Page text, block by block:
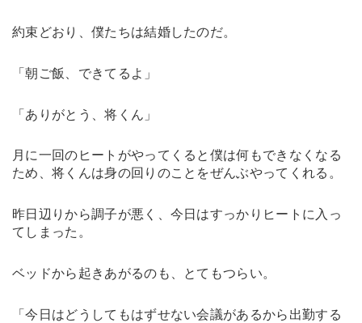
約束どおり、僕たちは結婚したのだ。
「朝ご飯、できてるよ」
「ありがとう、将くん」
月に一回のヒートがやってくると僕は何もできなくなる
ため、将くんは身の回りのことをぜんぶやってくれる。
昨日辺りから調子が悪く、今日はすっかりヒートに入っ
てしまった。
ベッドから起きあがるのも、とてもつらい。
「今日はどうしてもはずせない会議があるから出勤する